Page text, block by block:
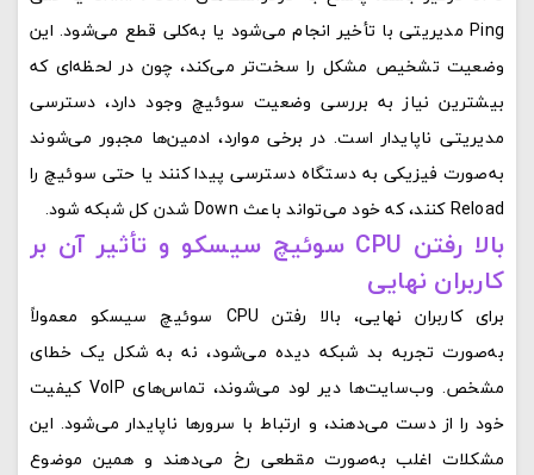
Ping مدیریتی با تأخیر انجام می‌شود یا به‌کلی قطع می‌شود. این
وضعیت تشخیص مشکل را سخت‌تر می‌کند، چون در لحظه‌ای که
بیشترین نیاز به بررسی وضعیت سوئیچ وجود دارد، دسترسی
مدیریتی ناپایدار است. در برخی موارد، ادمین‌ها مجبور می‌شوند
به‌صورت فیزیکی به دستگاه دسترسی پیدا کنند یا حتی سوئیچ را
Reload کنند، که خود می‌تواند باعث Down شدن کل شبکه شود.
بالا رفتن CPU سوئیچ سیسکو و تأثیر آن بر
کاربران نهایی
برای کاربران نهایی، بالا رفتن CPU سوئیچ سیسکو معمولاً
به‌صورت تجربه بد شبکه دیده می‌شود، نه به شکل یک خطای
مشخص. وب‌سایت‌ها دیر لود می‌شوند، تماس‌های VoIP کیفیت
خود را از دست می‌دهند، و ارتباط با سرورها ناپایدار می‌شود. این
مشکلات اغلب به‌صورت مقطعی رخ می‌دهند و همین موضوع